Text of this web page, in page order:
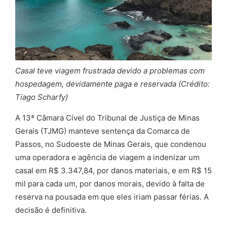
Casal teve viagem frustrada devido a problemas com
hospedagem, devidamente paga e reservada (Crédito:
Tiago Scharfy)
A 13ª Câmara Cível do Tribunal de Justiça de Minas
Gerais (TJMG) manteve sentença da Comarca de
Passos, no Sudoeste de Minas Gerais, que condenou
uma operadora e agência de viagem a indenizar um
casal em R$ 3.347,84, por danos materiais, e em R$ 15
mil para cada um, por danos morais, devido à falta de
reserva na pousada em que eles iriam passar férias. A
decisão é definitiva.